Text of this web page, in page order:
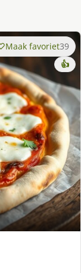
Maak favoriet39
👍